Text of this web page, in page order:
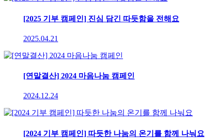
[2025 기부 캠페인] 진심 담긴 따듯함을 전해요
2025.04.21
[연말결산] 2024 마음나눔 캠페인
2024.12.24
[2024 기부 캠페인] 따듯한 나눔의 온기를 함께 나눠요